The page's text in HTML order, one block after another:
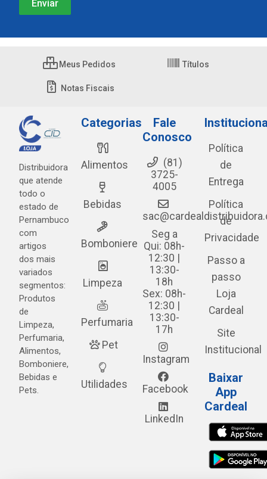
Meus Pedidos Títulos
Notas Fiscais
Distribuidora
que atende
todo o
estado de
Pernambuco
com
artigos
dos mais
variados
segmentos:
Produtos
de
Limpeza,
Perfumaria,
Alimentos,
Bomboniere,
Bebidas e
Pets.
Categorias
Alimentos
Bebidas
Bomboniere
Limpeza
Perfumaria
Pet
Utilidades
Fale
Conosco
(81)
3725-
4005
Seg a
Qui: 08h-
12:30 |
13:30-
18h
Sex: 08h-
12:30 |
13:30-
17h
Instagram
Facebook
LinkedIn
Política
de
Entrega
Política
de
Privacidade
Passo a
passo
Loja
Cardeal
Site
Institucional
Baixar
App
Cardeal